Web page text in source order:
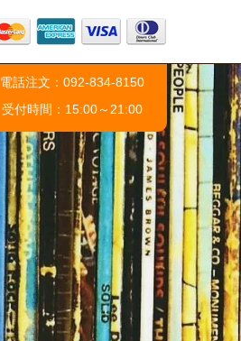
電話注文：092-834-8150
受付時間：15:00～21:00